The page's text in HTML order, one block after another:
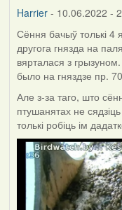
Harrier- 10.06.2022 -
Сёння бачыў толькі 4
другога гнязда на
вярталася з
было на гняздзе пр. 70
Але з-за таго, што
птушанятах не
толькі робіць ім